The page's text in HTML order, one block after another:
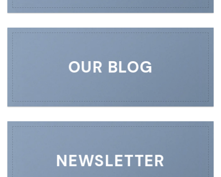
OUR BLOG
NEWSLETTER